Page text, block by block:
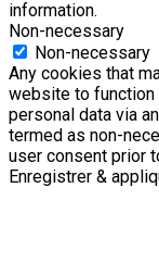
information.
Non-necessary
Non-necessary
Any cookies that
website to
personal data via
termed as non-
user consent prior
Enregistrer &